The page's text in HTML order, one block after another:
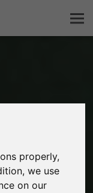
properly,
we use
on our